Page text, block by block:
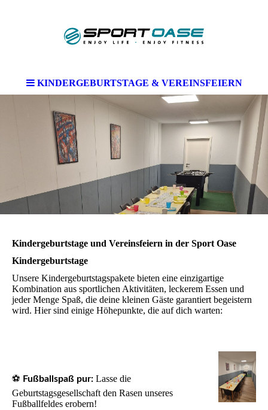
KINDERGEBURTSTAGE & VEREINSFEIERN
Kindergeburtstage und Vereinsfeiern in der Sport Oase
Kindergeburtstage
Unsere Kindergeburtstagspakete bieten eine einzigartige
Kombination aus sportlichen Aktivitäten, leckerem Essen und
jeder Menge Spaß, die deine kleinen Gäste garantiert begeistern
wird. Hier sind einige Höhepunkte, die auf dich warten:
⚽ Fußballspaß pur: Lasse die
Geburtstagsgesellschaft den Rasen unseres
Fußballfeldes erobern!